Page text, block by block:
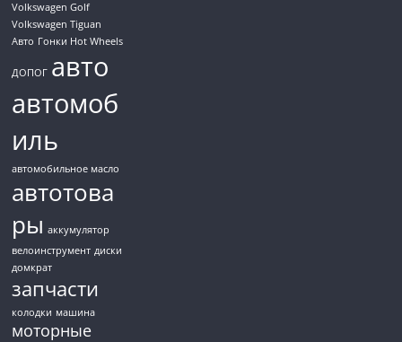
Volkswagen Golf
Volkswagen Tiguan
Авто Гонки Hot Wheels
ДОПОГ авто
автомоб
иль
автомобильное масло
автотова
ры аккумулятор
велоинструмент диски
домкрат
запчасти
колодки машина
моторные